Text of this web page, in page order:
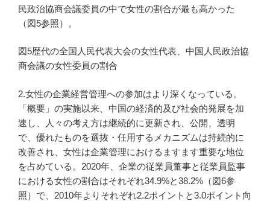
民政治協商会議委員の中で女性の割合が最も高かった
（図5参照）。
図5歴代の全国人民代表大会の女性代表、中国人民政治協
商会議の女性委員の割合
2.女性の企業経営管理への参加はより深くなっている。
「概要」の実施以来、中国の経済的及び社会的発展を加
速し、人々の考え方は継続的に更新され、公開、透明
で、優れたものを選抜・任用するメカニズムは持続的に
改善され、女性は企業管理におけるますます重要な地位
を占めている。2020年、企業の従業員董事と従業員監事
における女性の割合はそれぞれ34.9%と38.2%（図6参
照）で、2010年よりそれぞれ2.2ポイントと3.0ポイント向